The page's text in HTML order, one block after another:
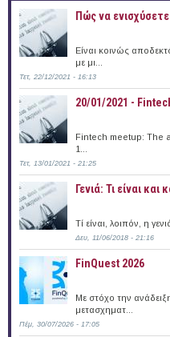
Πώς να
Είναι κοινώς
με μι...
Τετ, 22/12/2021 - 16:13
20/01/2021 -
Fintech meetup: The
1...
Τετ, 13/01/2021 - 21:25
Γενιά: Τι είναι και
Τί είναι, λοιπόν, η
Δευ, 11/06/2018 - 21:16
FinQuest 2026
Με στόχο την
μετασχηματ...
Πέμ, 30/07/2026 - 17:05